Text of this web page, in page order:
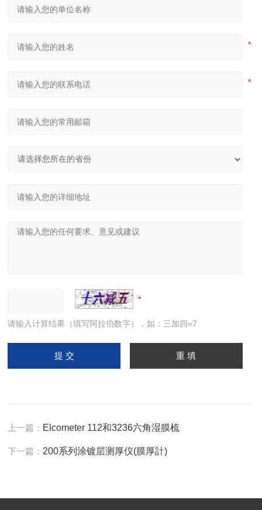
请输入计算结果（填写阿拉伯数字），如：三加四=7
上一篇： Elcometer 112和3236六角湿膜梳
下一篇： 200系列涂镀层测厚仪(膜厚計)